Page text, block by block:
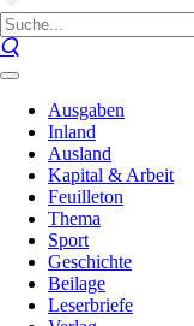
Ausgaben
Inland
Ausland
Kapital & Arbeit
Feuilleton
Thema
Sport
Geschichte
Beilage
Leserbriefe